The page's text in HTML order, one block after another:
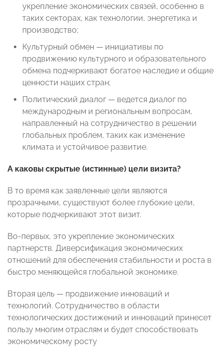
укрепление экономических связей, особенно в
таких секторах, как технологии, энергетика и
производство;
Культурный обмен — инициативы по
продвижению культурного и образовательного
обмена подчеркивают богатое наследие и общие
ценности наших стран;
Политический диалог — ведется диалог по
международным и региональным вопросам,
направленный на сотрудничество в решении
глобальных проблем, таких как изменение
климата и устойчивое развитие.
А каковы скрытые (истинные) цели визита?
В то время как заявленные цели являются
прозрачными, существуют более глубокие цели,
которые подчеркивают этот визит.
Во-первых, это укрепление экономических
партнерств. Диверсификация экономических
отношений для обеспечения стабильности и роста в
быстро меняющейся глобальной экономике.
Вторая цель — продвижение инноваций и
технологий. Сотрудничество в области
технологических достижений и инноваций принесет
пользу многим отраслям и будет способствовать
экономическому росту